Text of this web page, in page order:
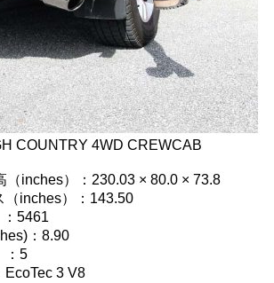
COUNTRY 4WD CREWCAB
inches）：230.03 × 80.0 × 73.8
（inches）：143.50
：5461
：8.90
：5
EcoTec 3 V8